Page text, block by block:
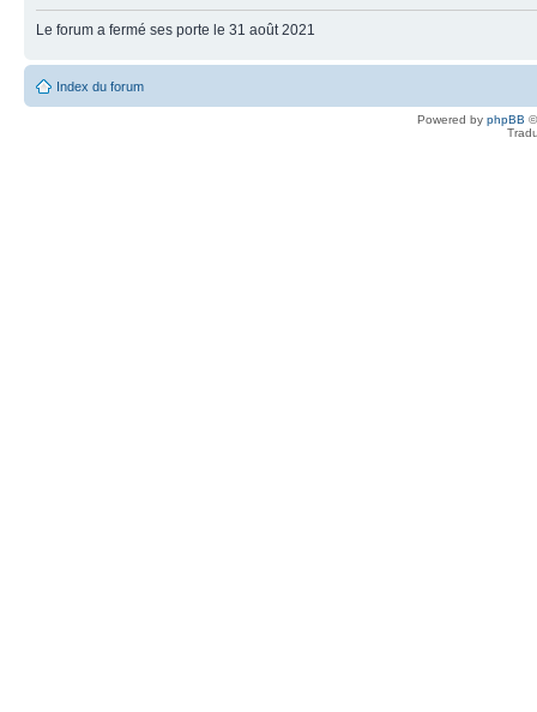
Le forum a fermé ses porte le 31 août 2021
Index du forum
Powered by phpBB